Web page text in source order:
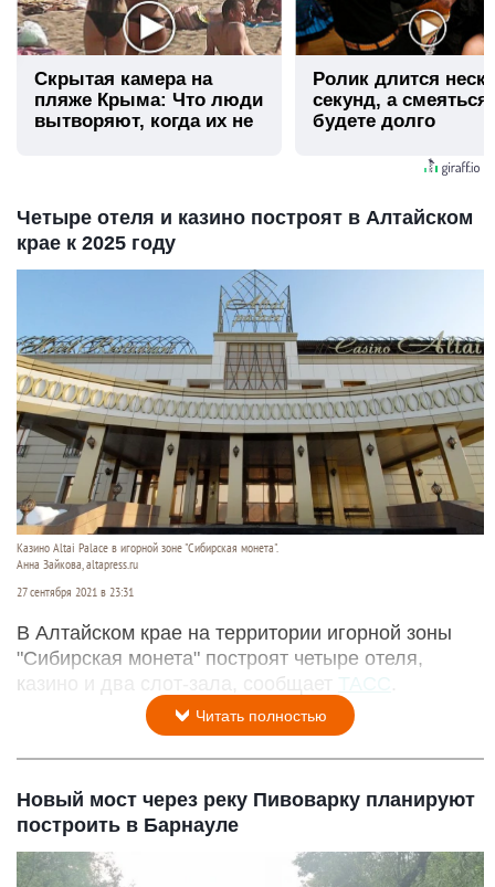
Скрытая камера на
пляже Крыма: Что люди
вытворяют, когда их не
Ролик длится
секунд, а
будете долго
Четыре отеля и казино построят в Алтайском
крае к 2025 году
Казино Altai Palace в игорной зоне "Сибирская монета".
Анна Зайкова, altapress.ru
27 сентября 2021 в 23:31
В Алтайском крае на территории игорной зоны
"Сибирская монета" построят четыре отеля,
казино и два слот-зала, сообщает ТАСС
Читать полностью
Новый мост через реку Пивоварку планируют
построить в Барнауле